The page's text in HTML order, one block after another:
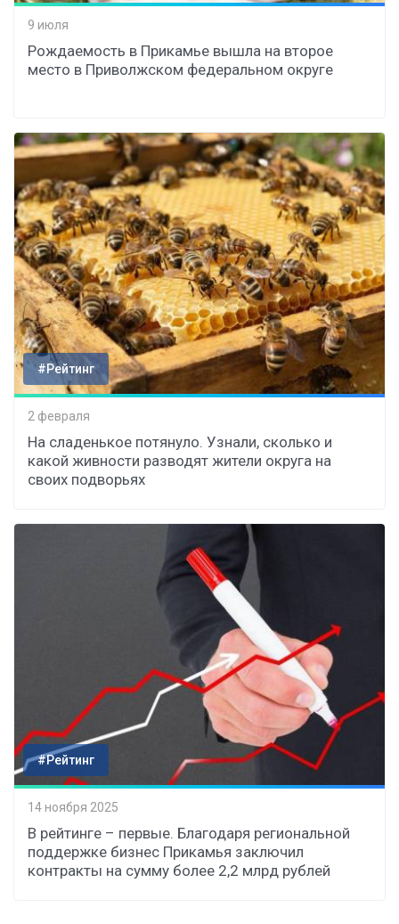
9 июля
Рождаемость в Прикамье вышла на второе
место в Приволжском федеральном округе
#Рейтинг
2 февраля
На сладенькое потянуло. Узнали, сколько и
какой живности разводят жители округа на
своих подворьях
#Рейтинг
14 ноября 2025
В рейтинге – первые. Благодаря региональной
поддержке бизнес Прикамья заключил
контракты на сумму более 2,2 млрд рублей